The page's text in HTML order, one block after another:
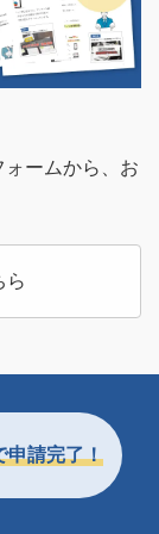
ームから、お
ら
申請完了！